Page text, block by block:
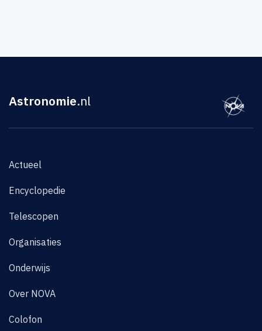
Astronomie.nl
Actueel
Encyclopedie
Telescopen
Organisaties
Onderwijs
Over NOVA
Colofon